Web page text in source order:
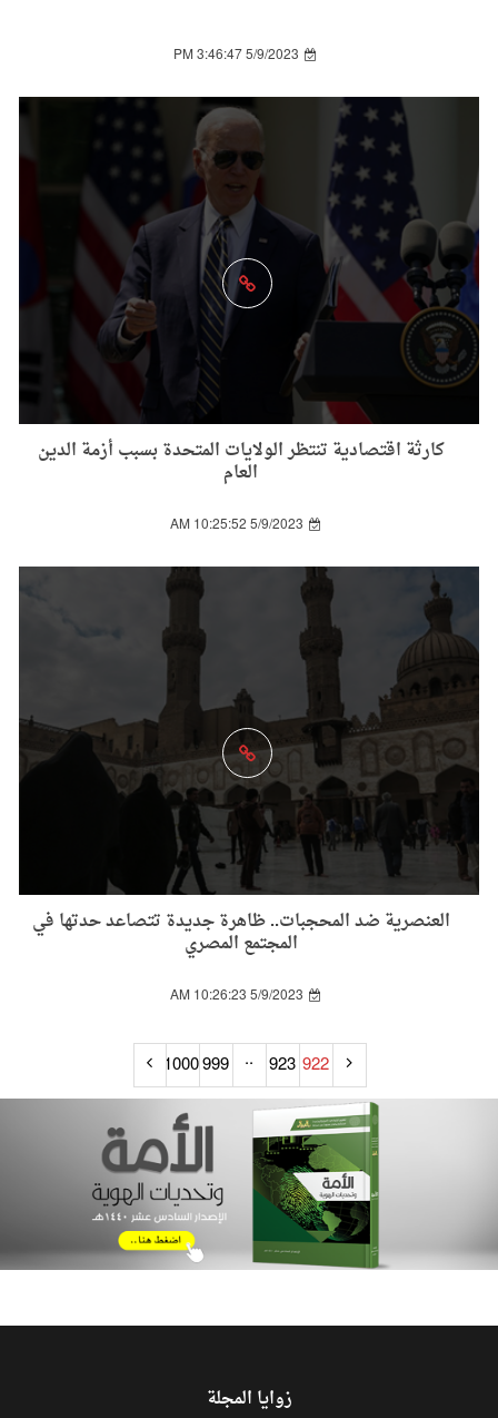
5/9/2023 3:46:47 PM
كارثة اقتصادية تنتظر الولايات المتحدة بسبب أزمة الدين
العام
5/9/2023 10:25:52 AM
العنصرية ضد المحجبات.. ظاهرة جديدة تتصاعد حدتها في
المجتمع المصري
5/9/2023 10:26:23 AM
922
923
..
999
1000
زوايا المجلة